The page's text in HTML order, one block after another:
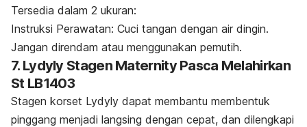
Tersedia dalam 2 ukuran:
Instruksi Perawatan: Cuci tangan dengan air dingin.
Jangan direndam atau menggunakan pemutih.
7. Lydyly Stagen Maternity Pasca Melahirkan
St LB1403
Stagen korset Lydyly dapat membantu membentuk
pinggang menjadi langsing dengan cepat, dan dilengkapi